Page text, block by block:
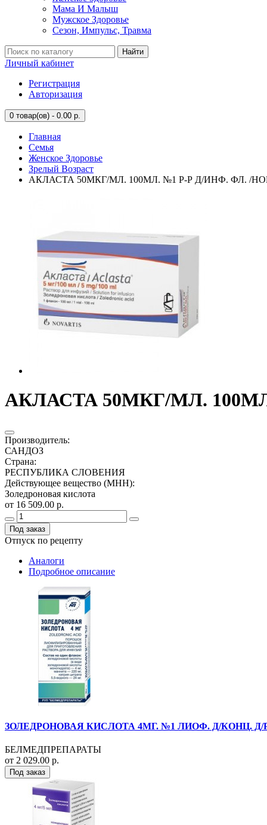
Мама И Малыш
Мужское Здоровье
Сезон, Импульс, Травма
Найти
Личный кабинет
Регистрация
Авторизация
0 товар(ов) - 0.00 р.
Главная
Семья
Женское Здоровье
Зрелый Возраст
АКЛАСТА 50МКГ/МЛ. 100МЛ. №1 Р-Р Д/ИНФ. ФЛ. /
АКЛАСТА 50МКГ/МЛ.
Производитель:
САНДОЗ
Страна:
РЕСПУБЛИКА СЛОВЕНИЯ
Действующее вещество (МНН):
Золедроновая кислота
от 16 509.00 р.
Под заказ
Отпуск по рецепту
Аналоги
Подробное описание
ЗОЛЕДРОНОВАЯ КИСЛОТА 4МГ. №1 ЛИОФ. Д/КОНЦ.
БЕЛМЕДПРЕПАРАТЫ
от 2 029.00 р.
Под заказ